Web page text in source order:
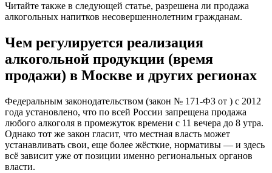
Читайте также в следующей статье, разрешена ли продажа
алкогольных напитков несовершеннолетним гражданам.
Чем регулируется реализация
алкогольной продукции (время
продажи) в Москве и других регионах
Федеральным законодательством (закон № 171-ФЗ от ) с 2012
года установлено, что по всей России запрещена продажа
любого алкоголя в промежуток времени с 11 вечера до 8 утра.
Однако тот же закон гласит, что местная власть может
устанавливать свои, еще более жёсткие, нормативы — и здесь
всё зависит уже от позиции именно региональных органов
власти.